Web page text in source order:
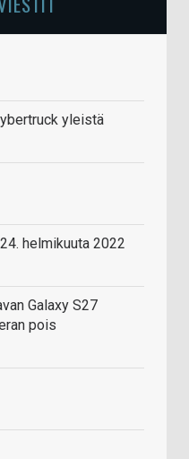
yleistä
helmikuuta 2022
Galaxy S27
pois